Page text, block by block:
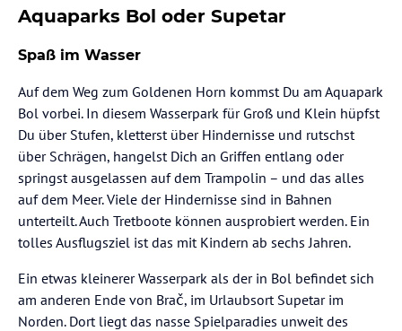
Aquaparks Bol oder Supetar
Spaß im Wasser
Auf dem Weg zum Goldenen Horn kommst Du am Aquapark
Bol vorbei. In diesem Wasserpark für Groß und Klein hüpfst
Du über Stufen, kletterst über Hindernisse und rutschst
über Schrägen, hangelst Dich an Griffen entlang oder
springst ausgelassen auf dem Trampolin – und das alles
auf dem Meer. Viele der Hindernisse sind in Bahnen
unterteilt. Auch Tretboote können ausprobiert werden. Ein
tolles Ausflugsziel ist das mit Kindern ab sechs Jahren.
Ein etwas kleinerer Wasserpark als der in Bol befindet sich
am anderen Ende von Brač, im Urlaubsort Supetar im
Norden. Dort liegt das nasse Spielparadies unweit des